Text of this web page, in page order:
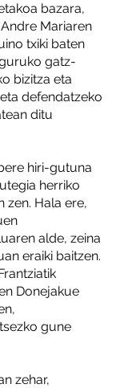
bazara,
Mariaren
txiki baten
gatz-
bizitza eta
defendatzeko
ditu
hiri-gutuna
herriko
zen. Hala ere,
alde, zeina
eraiki baitzen.
Donejakue
gune
zehar,